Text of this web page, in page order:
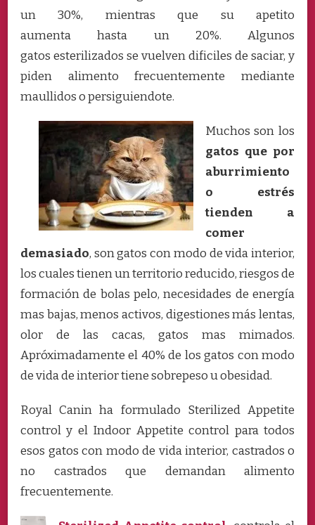
un 30%, mientras que su apetito
aumenta hasta un 20%. Algunos
gatos esterilizados se vuelven dificiles de saciar, y
piden alimento frecuentemente mediante
maullidos o persiguiendote.
Muchos son los
gatos que por
aburrimiento
o estrés
tienden a
comer
demasiado, son gatos con modo de vida interior,
los cuales tienen un territorio reducido, riesgos de
formación de bolas pelo, necesidades de energía
mas bajas, menos activos, digestiones más lentas,
olor de las cacas, gatos mas mimados.
Apróximadamente el 40% de los gatos con modo
de vida de interior tiene sobrepeso u obesidad.
Royal Canin ha formulado Sterilized Appetite
control y el Indoor Appetite control para todos
esos gatos con modo de vida interior, castrados o
no castrados que demandan alimento
frecuentemente.